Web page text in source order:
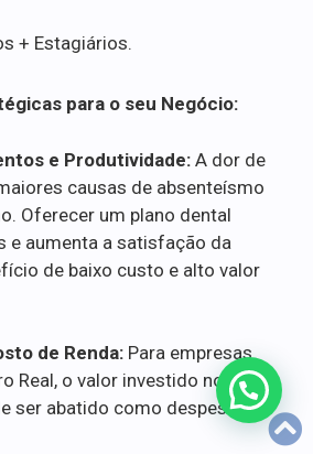
+ Estagiários.
para o seu Negócio:
e Produtividade: A dor de
causas de absenteísmo
Oferecer um plano dental
e aumenta a satisfação da
de baixo custo e alto valor
de Renda: Para empresas
Real, o valor investido no plano
ser abatido como despesa